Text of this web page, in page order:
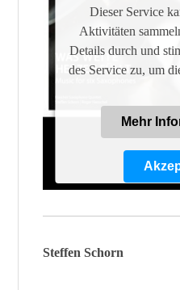
Dieser Service
Aktivitäten
Details durch und
des Service zu, um
Mehr
Steffen Schorn